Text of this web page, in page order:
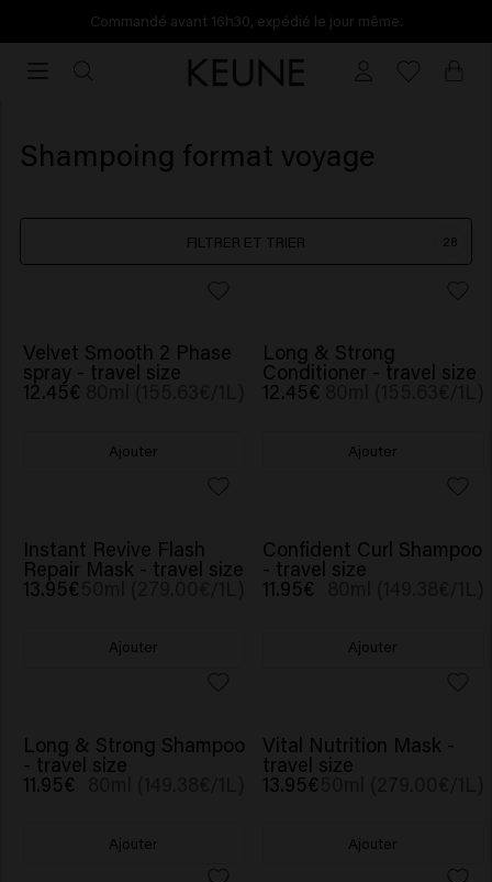
Commandé avant 16h30, expédié le jour même.
Commandé
expédié
même.
Shampoing format voyage
FILTRER ET TRIER 28
Velvet Smooth 2 Phase
spray - travel size
12.45€
Ajouter
Long & Strong
Conditioner - travel size
12.45€
Ajouter
Instant Revive Flash
Repair Mask - travel size
13.95€
Ajouter
Confident Curl Shampoo
- travel size
11.95€
Ajouter
Long & Strong Shampoo
- travel size
11.95€
Ajouter
Vital Nutrition Mask -
travel size
13.95€
Ajouter